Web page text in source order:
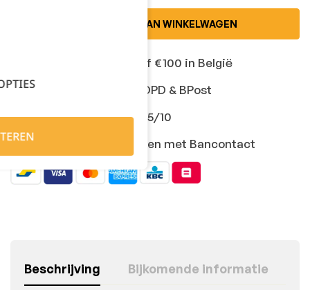
TOEVOEGEN AAN WINKELWAGEN
Gratis levering vanaf €100 in België
Snelle levering met DPD & BPost
Klanten geven ons 9,5/10
Veilig online afrekenen met Bancontact
Beschrijving Bijkomende informatie